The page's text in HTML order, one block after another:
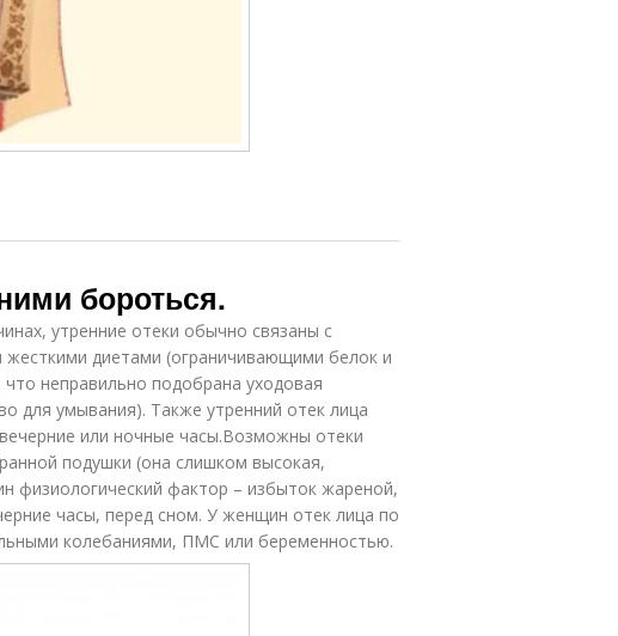
бороться.
утренние отеки обычно связаны с
диетами (ограничивающими белок и
неправильно подобрана уходовая
для умывания). Также утренний отек лица
или ночные часы.Возможны отеки
подушки (она слишком высокая,
физиологический фактор – избыток жареной,
часы, перед сном. У женщин отек лица по
колебаниями, ПМС или беременностью.